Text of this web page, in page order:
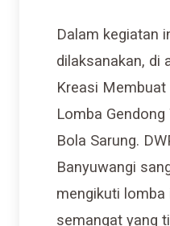
Dalam kegiatan
dilaksanakan, di
Kreasi
Lomba
Bola Sarung.
Banyuwangi
mengikuti lomba
semangat yang